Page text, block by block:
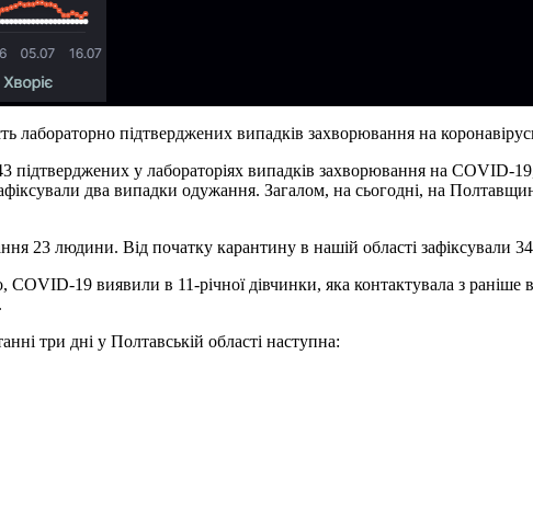
лабораторно підтверджених випадків захворювання на
підтверджених у лабораторіях випадків захворювання на
два випадки одужання. Загалом, на сьогодні, на
23 людини. Від початку карантину в нашій області зафіксували
COVID-19 виявили в 11-річної дівчинки, яка контактувала з
три дні у Полтавській області наступна: